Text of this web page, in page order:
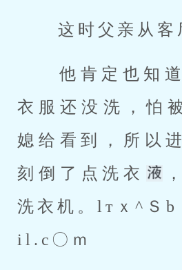
这时父亲从客
衣服还没洗，怕
媳给看到，所以
刻倒了点洗衣
洗衣机。lтｘ^Ｓb
il.c〇ｍ